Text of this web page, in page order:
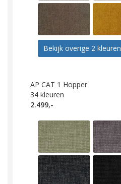
Bekijk overige 2 kleuren
AP CAT 1 Hopper
34 kleuren
2.499,-